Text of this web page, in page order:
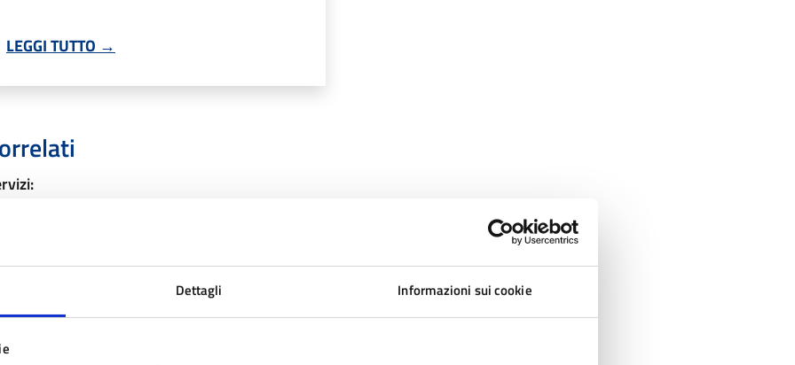
Dettagli Informazioni sui cookie
LEGGI TUTTO →
di distribuzione
dominio